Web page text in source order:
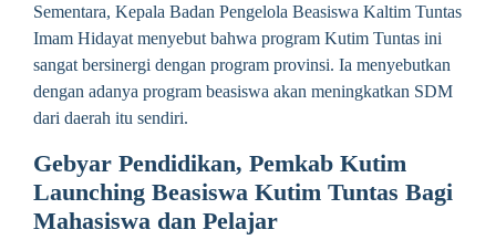
Sementara, Kepala Badan Pengelola Beasiswa Kaltim Tuntas
Imam Hidayat menyebut bahwa program Kutim Tuntas ini
sangat bersinergi dengan program provinsi. Ia menyebutkan
dengan adanya program beasiswa akan meningkatkan SDM
dari daerah itu sendiri.
Gebyar Pendidikan, Pemkab Kutim
Launching Beasiswa Kutim Tuntas Bagi
Mahasiswa dan Pelajar